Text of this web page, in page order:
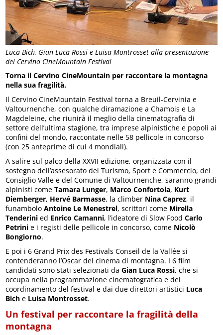
Luca Bich, Gian Luca Rossi e Luisa Montrosset alla presentazione
del Cervino CineMountain Festival
Torna il Cervino CineMountain per raccontare la montagna
nella sua fragilità.
Il Cervino CineMountain Festival torna a Breuil-Cervinia e
Valtournenche, con qualche diramazione a Chamois e La
Magdeleine, che riunirà il meglio della cinematografia di
settore dell’ultima stagione, tra imprese alpinistiche e popoli ai
confini del mondo, raccontate nelle 58 pellicole in concorso
(con 25 anteprime di cui 4 mondiali).
A salire sul palco della XXVII edizione, organizzata con il
sostegno dell’assesorato del Turismo, Sport e Commercio, del
Consiglio Valle e del Comune di Valtournenche, saranno grandi
alpinisti comeTamara Lunger, Marco Confortola, Kurt
Diemberger, Hervé Barmasse, la climber Nina Caprez, il
funamboloAntoine Le Menestrel, scrittori come Mirella
Tenderini ed Enrico Camanni, l’ideatore di Slow FoodCarlo
Petrini e i registi delle pellicole in concorso, come Nicolò
Bongiorno.
E poi i 6 Grand Prix des Festivals Conseil de la Vallée si
contenderanno l’Oscar del cinema di montagna. I 6 film
candidati sono stati selezionati daGian Luca Rossi, che si
occupa nella programmazione cinematografica e del
coordinamento del festival e dai due direttori artistici Luca
Bich e Luisa Montrosset.
Un festival per raccontare la fragilità della
montagna